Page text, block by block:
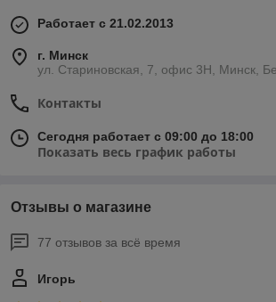
Работает с 21.02.2013
г. Минск
ул. Стариновская, 7, офис 3Н, Минск,
Контакты
Сегодня работает с 09:00 до 18:00
Показать весь график работы
Отзывы о магазине
77 отзывов за всё время
Игорь